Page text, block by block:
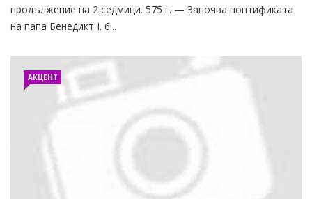
продължение на 2 седмици. 575 г. — Започва понтификата
на папа Бенедикт I. 6...
АКЦЕНТ